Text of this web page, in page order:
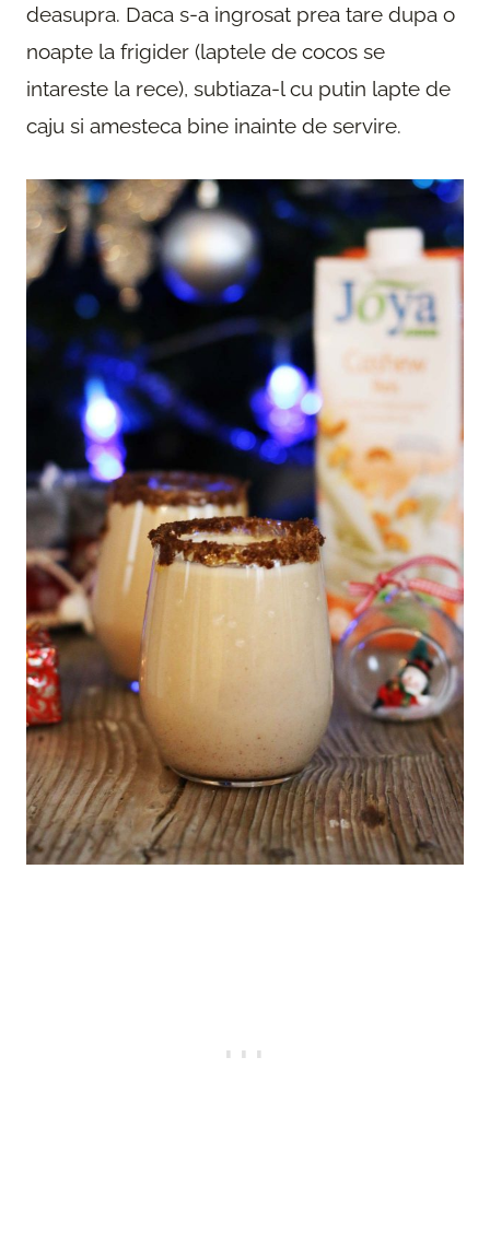
deasupra. Daca s-a ingrosat prea tare dupa o
noapte la frigider (laptele de cocos se
intareste la rece), subtiaza-l cu putin lapte de
caju si amesteca bine inainte de servire.